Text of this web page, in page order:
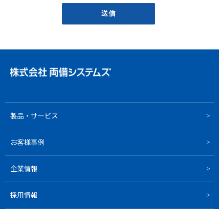
製品・サービス
お客様事例
企業情報
採用情報